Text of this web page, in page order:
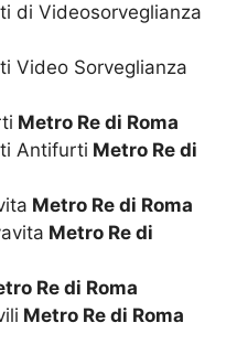
di Videosorveglianza
Video Sorveglianza
Metro Re di Roma
Antifurti Metro Re di
Metro Re di Roma
Metro Re di
Re di Roma
Metro Re di Roma